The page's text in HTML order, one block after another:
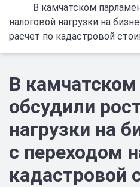
В камчатском
налоговой нагрузки на
расчет по кадастровой
В
обсудили
нагрузки на
с переходом
кадастровой